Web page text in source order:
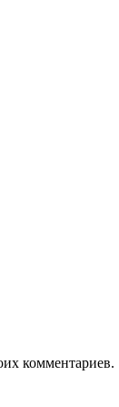
комментариев.